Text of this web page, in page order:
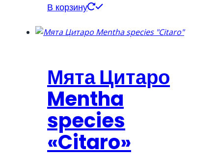
В корзину
Мята Цитаро
Mentha
species
«Citaro»